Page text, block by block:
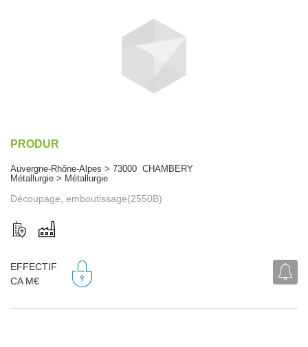
PRODUR
Auvergne-Rhône-Alpes > 73000 CHAMBERY
Métallurgie > Métallurgie
Découpage, emboutissage(2550B)
EFFECTIF
CA M€